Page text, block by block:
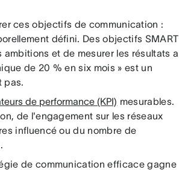
ces objectifs de communication :
défini. Des objectifs SMART
et de mesurer les résultats a
de 20 % en six mois » est un
pas.
de performance (KPI) mesurables.
de l'engagement sur les réseaux
influencé ou du nombre de
de communication efficace gagne